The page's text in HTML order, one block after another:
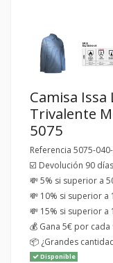
Camisa
Trivalente
5075
Referencia 5075-
☑️ Devolución 90 días
💸 5% si superior a
💸 10% si superior
💸 15% si superior
💰 Gana 5€ por
📦 ¿Grandes
Disponible